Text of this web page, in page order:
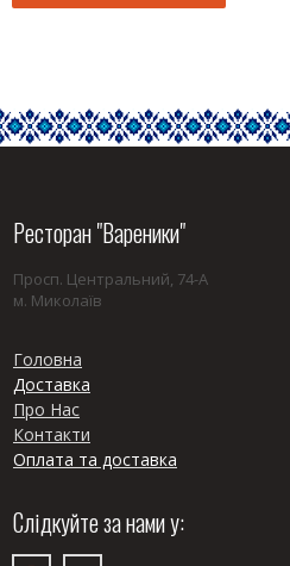
Ресторан "Вареники"
Просп. Центральний, 74-А
м. Миколаїв
Головна
Доставка
Про Нас
Контакти
Оплата та доставка
Слідкуйте за нами у: